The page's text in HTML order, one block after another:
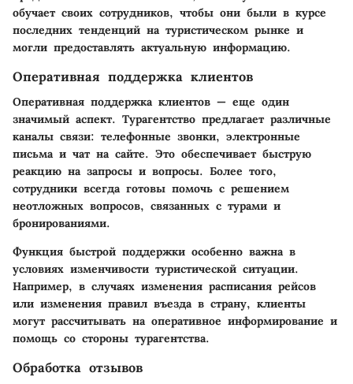
обучает своих сотрудников, чтобы они были в курсе
последних тенденций на туристическом рынке и
могли предоставлять актуальную информацию.
Оперативная поддержка клиентов
Оперативная поддержка клиентов — еще один
значимый аспект. Турагентство предлагает различные
каналы связи: телефонные звонки, электронные
письма и чат на сайте. Это обеспечивает быструю
реакцию на запросы и вопросы. Более того,
сотрудники всегда готовы помочь с решением
неотложных вопросов, связанных с турами и
бронированиями.
Функция быстрой поддержки особенно важна в
условиях изменчивости туристической ситуации.
Например, в случаях изменения расписания рейсов
или изменения правил въезда в страну, клиенты
могут рассчитывать на оперативное информирование и
помощь со стороны турагентства.
Обработка отзывов